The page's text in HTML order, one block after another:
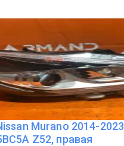
Murano 2014-2023
Z52, правая